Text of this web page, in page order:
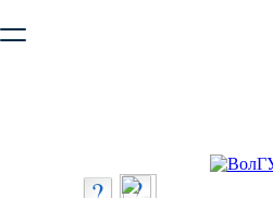
безопасную работу с сайтом.